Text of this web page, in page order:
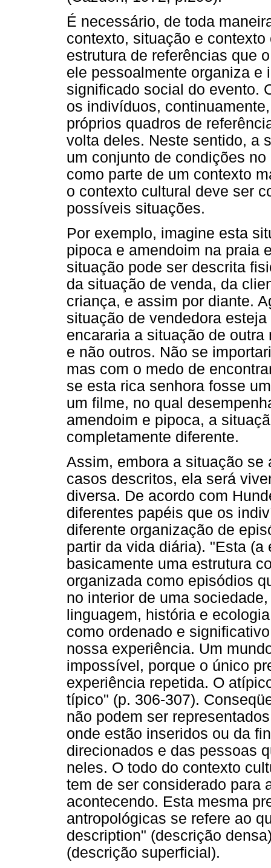
É necessário, de toda
contexto, situação e
estrutura de referências que
ele pessoalmente organiza e
significado social do evento.
os indivíduos,
próprios quadros de
volta deles. Neste sentido, a
um conjunto de condições
como parte de um contexto
o contexto cultural deve ser
possíveis situações.
Por exemplo, imagine esta
pipoca e amendoim na praia
situação pode ser descrita
da situação de venda, da
criança, e assim por diante.
situação de vendedora
encararia a situação de
e não outros. Não se
mas com o medo de
se esta rica senhora fosse
um filme, no qual
amendoim e pipoca, a
completamente diferente.
Assim, embora a situação se
casos descritos, ela será
diversa. De acordo com
diferentes papéis que os
diferente organização de
partir da vida diária). "Esta
basicamente uma estrutura
organizada como episódios
no interior de uma
linguagem, história e
como ordenado e
nossa experiência. Um
impossível, porque o único
experiência repetida. O
típico" (p. 306-307).
não podem ser
onde estão inseridos ou da
direcionados e das pessoas
neles. O todo do contexto
tem de ser considerado para
acontecendo. Esta mesma
antropológicas se refere ao
description" (descrição
(descrição superficial).